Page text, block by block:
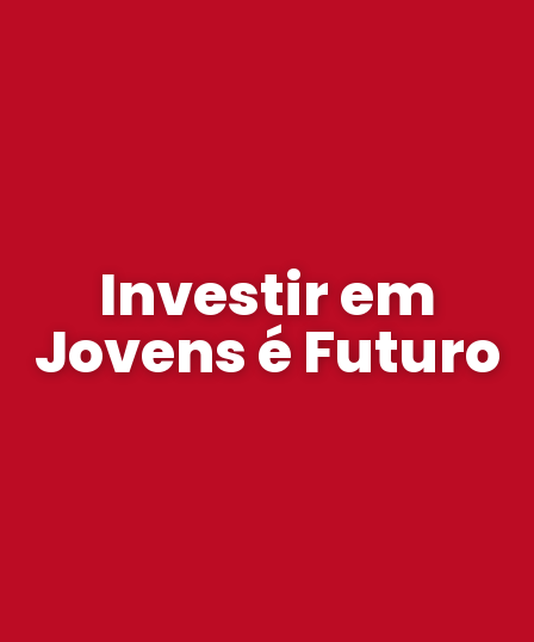
Investir em
Jovens é Futuro